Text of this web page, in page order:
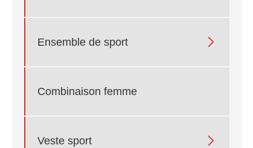
Ensemble de sport 
Combinaison femme
Veste sport 